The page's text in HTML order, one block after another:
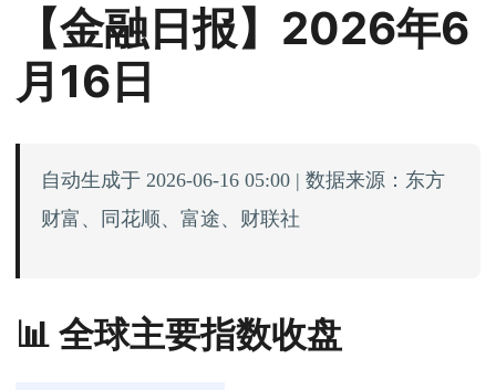
【金融日报】2026年6
月16日
自动生成于 2026-06-16 05:00 | 数据来源：东方
财富、同花顺、富途、财联社
📊 全球主要指数收盘